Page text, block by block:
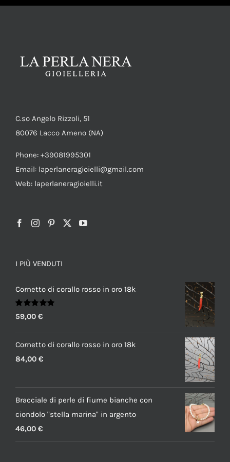
C.so Angelo Rizzoli, 51
80076 Lacco Ameno (NA)
Phone: +39081995301
Email: laperlaneragioielli@gmail.com
Web: laperlaneragioielli.it
I PIÙ VENDUTI
Cornetto di corallo rosso in oro 18k
Valutato
5.00 su 5
59,00 €
Cornetto di corallo rosso in oro 18k
84,00 €
Bracciale di perle di fiume bianche con
ciondolo "stella marina" in argento
46,00 €